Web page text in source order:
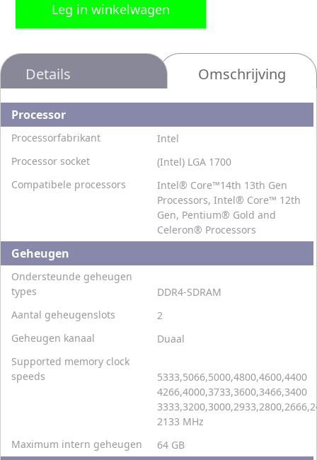
Leg in winkelwagen
Details Omschrijving
Processor
Processorfabrikant
Intel
Processor socket
(Intel) LGA 1700
Compatibele processors
Intel® Core™14th 13th Gen
Processors, Intel® Core™ 12th
Gen, Pentium® Gold and
Celeron® Processors
Geheugen
Ondersteunde geheugen
types
DDR4-SDRAM
Aantal geheugenslots
2
Geheugen kanaal
Duaal
Supported memory clock
speeds
5333,5066,5000,4800,4600,4400
4266,4000,3733,3600,3466,3400
2133 MHz
Maximum intern geheugen
64 GB